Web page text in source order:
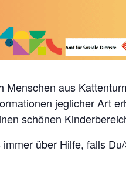
Menschen aus
jeglicher Art
schönen
über Hilfe, falls